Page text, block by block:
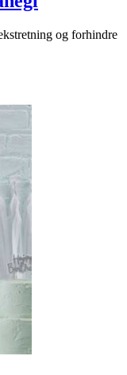
og forhindre